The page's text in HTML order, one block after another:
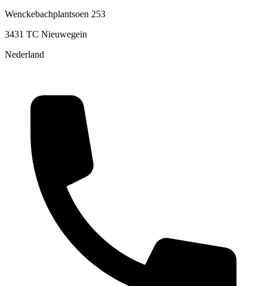
Wenckebachplantsoen 253
3431 TC Nieuwegein
Nederland